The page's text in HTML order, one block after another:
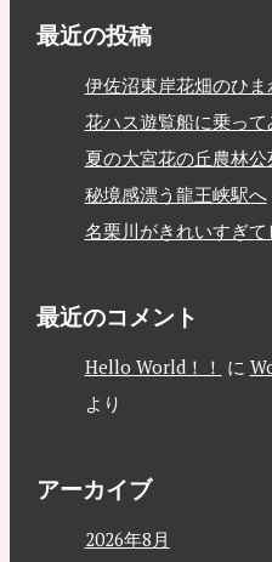
最近の投稿
伊佐沼東岸花畑のひま
花ハス遊覧船に乗っ
夏の大宮花の丘農林公
秘境感漂う龍王峡駅へ
名栗川がきれいすぎ
最近のコメント
Hello World！！ に
より
アーカイブ
2026年8月